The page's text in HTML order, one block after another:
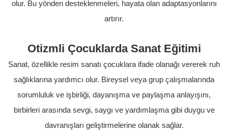
olur. Bu yönden desteklenmeleri, hayata olan adaptasyonlarını
artırır.
Otizmli Çocuklarda Sanat Eğitimi
Sanat, özellikle resim sanatı çocuklara ifade olanağı vererek ruh
sağlıklarına yardımcı olur. Bireysel veya grup çalışmalarında
sorumluluk ve işbirliği, dayanışma ve paylaşma anlayışını,
birbirleri arasında sevgi, saygı ve yardımlaşma gibi duygu ve
davranışları geliştirmelerine olanak sağlar.